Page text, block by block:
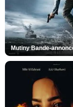
Mutiny Bande-